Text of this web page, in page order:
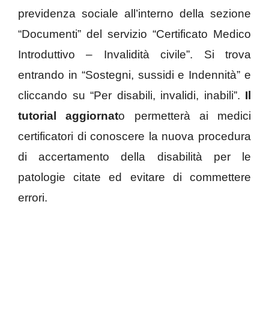
previdenza sociale all’interno della sezione
“Documenti” del servizio “Certificato Medico
Introduttivo – Invalidità civile”. Si trova
entrando in “Sostegni, sussidi e Indennità” e
cliccando su “Per disabili, invalidi, inabili”. Il
tutorial aggiornato permetterà ai medici
certificatori di conoscere la nuova procedura
di accertamento della disabilità per le
patologie citate ed evitare di commettere
errori.